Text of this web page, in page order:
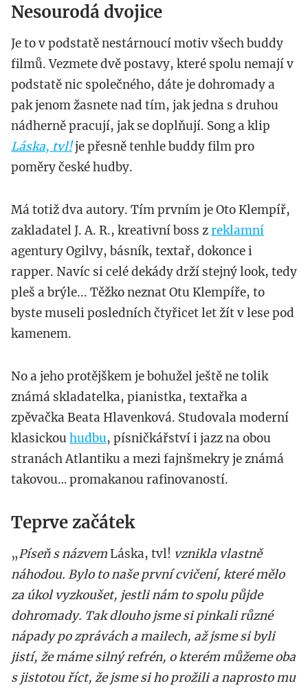
Nesourodá dvojice
Je to v podstatě nestárnoucí motiv všech buddy
filmů. Vezmete dvě postavy, které spolu nemají v
podstatě nic společného, dáte je dohromady a
pak jenom žasnete nad tím, jak jedna s druhou
nádherně pracují, jak se doplňují. Song a klip
Láska, tvl!je přesně tenhle buddy film pro
poměry české hudby.
Má totiž dva autory. Tím prvním je Oto Klempíř,
zakladatel J. A. R., kreativní boss zreklamní
agentury Ogilvy, básník, textař, dokonce i
rapper. Navíc si celé dekády drží stejný look, tedy
pleš a brýle... Těžko neznat Otu Klempíře, to
byste museli posledních čtyřicet let žít v lese pod
kamenem.
No a jeho protějškem je bohužel ještě ne tolik
známá skladatelka, pianistka, textařka a
zpěvačka Beata Hlavenková. Studovala moderní
klasickou hudbu, písničkářství i jazz na obou
stranách Atlantiku a mezi fajnšmekry je známá
takovou… promakanou rafinovaností.
Teprve začátek
„Píseň s názvemLáska, tvl! vznikla vlastně
náhodou. Bylo to naše první cvičení, které mělo
za úkol vyzkoušet, jestli nám to spolu půjde
dohromady. Tak dlouho jsme si pinkali různé
nápady po zprávách a mailech, až jsme si byli
jistí, že máme silný refrén, o kterém můžeme oba
s jistotou říct, že jsme si ho prožili a naprosto mu